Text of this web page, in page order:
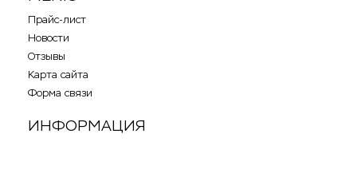
Прайс-лист
Новости
Отзывы
Карта сайта
Форма связи
ИНФОРМАЦИЯ